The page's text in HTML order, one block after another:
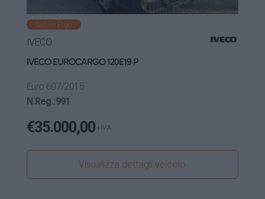
Camion Frigo
IVECO
IVECO EUROCARGO 120E19 P
Euro 607/2015
N.Reg.:991
€35.000,00 +IVA
Visualizza dettagli veicolo